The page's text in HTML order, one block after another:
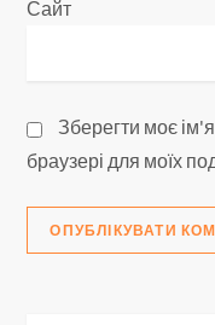
Сайт
Зберегти моє
браузері для моїх